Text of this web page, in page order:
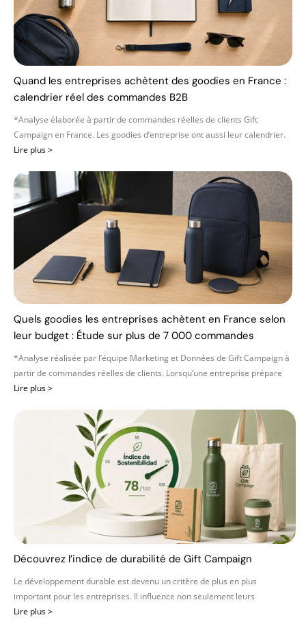
Quand les entreprises achètent des goodies en France :
calendrier réel des commandes B2B
*Analyse élaborée à partir de commandes réelles de clients Gift
Campaign en France. Les goodies d’entreprise ont aussi leur calendrier.
Lire plus >
Quels goodies les entreprises achètent en France selon
leur budget : Étude sur plus de 7 000 commandes
*Analyse réalisée par l’équipe Marketing et Données de Gift Campaign à
partir de commandes réelles de clients. Lorsqu’une entreprise prépare
Lire plus >
Découvrez l’indice de durabilité de Gift Campaign
Le développement durable est devenu un critère de plus en plus
important pour les entreprises. Il influence non seulement leurs
Lire plus >